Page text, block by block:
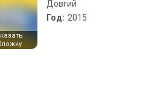
Довгий
Год: 2015